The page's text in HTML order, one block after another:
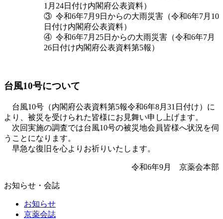
1月24日付け内閣府公表資料）
③ 令和6年7月9日からの大雨災害（令和6年7月10
日付け内閣府公表資料）
④ 令和6年7月25日からの大雨災害（令和6年7月
26日付け内閣府公表資料第5報）
台風10号について
台風10号（内閣府公表資料第5報令和6年8月31日付け）に
より、被災を受けられた皆様にお見舞い申し上げます。
次回実施の調査では台風10号の被災地会員皆様へ状況を伺
うことになります。
早急な復旧を心よりお祈りいたします。
令和6年9月 京薬会本部
お知らせ・会誌
お知らせ
京薬会誌